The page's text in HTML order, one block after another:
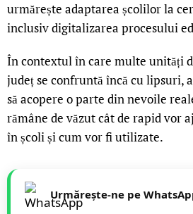
urmărește adaptarea școlilor la
inclusiv digitalizarea procesului
În contextul în care multe unități
județ se confruntă încă cu lipsuri,
să acopere o parte din nevoile
rămâne de văzut cât de rapid vor
în școli și cum vor fi utilizate.
Urmărește-ne pe